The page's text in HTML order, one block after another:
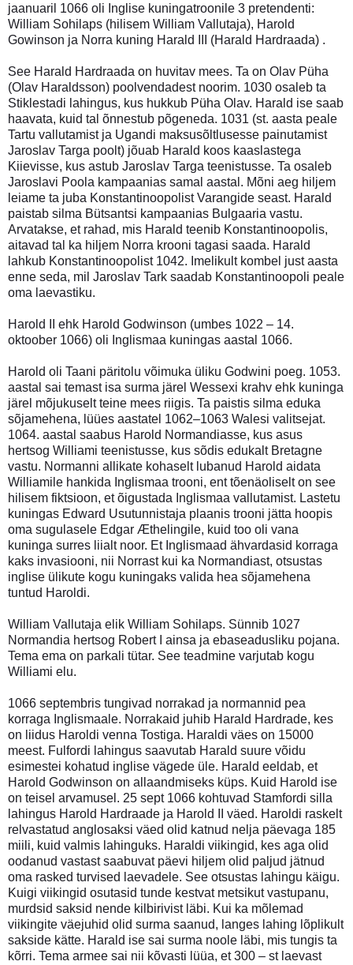
jaanuaril 1066 oli Inglise kuningatroonile 3 pretendenti:
William Sohilaps (hilisem William Vallutaja), Harold
Gowinson ja Norra kuning Harald III (Harald Hardraada) .
See Harald Hardraada on huvitav mees. Ta on Olav Püha
(Olav Haraldsson) poolvendadest noorim. 1030 osaleb ta
Stiklestadi lahingus, kus hukkub Püha Olav. Harald ise saab
haavata, kuid tal õnnestub põgeneda. 1031 (st. aasta peale
Tartu vallutamist ja Ugandi maksusõltlusesse painutamist
Jaroslav Targa poolt) jõuab Harald koos kaaslastega
Kiievisse, kus astub Jaroslav Targa teenistusse. Ta osaleb
Jaroslavi Poola kampaanias samal aastal. Mõni aeg hiljem
leiame ta juba Konstantinoopolist Varangide seast. Harald
paistab silma Bütsantsi kampaanias Bulgaaria vastu.
Arvatakse, et rahad, mis Harald teenib Konstantinoopolis,
aitavad tal ka hiljem Norra krooni tagasi saada. Harald
lahkub Konstantinoopolist 1042. Imelikult kombel just aasta
enne seda, mil Jaroslav Tark saadab Konstantinoopoli peale
oma laevastiku.
Harold II ehk Harold Godwinson (umbes 1022 – 14.
oktoober 1066) oli Inglismaa kuningas aastal 1066.
Harold oli Taani päritolu võimuka üliku Godwini poeg. 1053.
aastal sai temast isa surma järel Wessexi krahv ehk kuninga
järel mõjukuselt teine mees riigis. Ta paistis silma eduka
sõjamehena, lüües aastatel 1062–1063 Walesi valitsejat.
1064. aastal saabus Harold Normandiasse, kus asus
hertsog Williami teenistusse, kus sõdis edukalt Bretagne
vastu. Normanni allikate kohaselt lubanud Harold aidata
Williamile hankida Inglismaa trooni, ent tõenäoliselt on see
hilisem fiktsioon, et õigustada Inglismaa vallutamist. Lastetu
kuningas Edward Usutunnistaja plaanis trooni jätta hoopis
oma sugulasele Edgar Æthelingile, kuid too oli vana
kuninga surres liialt noor. Et Inglismaad ähvardasid korraga
kaks invasiooni, nii Norrast kui ka Normandiast, otsustas
inglise ülikute kogu kuningaks valida hea sõjamehena
tuntud Haroldi.
William Vallutaja elik William Sohilaps. Sünnib 1027
Normandia hertsog Robert I ainsa ja ebaseadusliku pojana.
Tema ema on parkali tütar. See teadmine varjutab kogu
Williami elu.
1066 septembris tungivad norrakad ja normannid pea
korraga Inglismaale. Norrakaid juhib Harald Hardrade, kes
on liidus Haroldi venna Tostiga. Haraldi väes on 15000
meest. Fulfordi lahingus saavutab Harald suure võidu
esimestei kohatud inglise vägede üle. Harald eeldab, et
Harold Godwinson on allaandmiseks küps. Kuid Harold ise
on teisel arvamusel. 25 sept 1066 kohtuvad Stamfordi silla
lahingus Harold Hardraade ja Harold II väed. Haroldi raskelt
relvastatud anglosaksi väed olid katnud nelja päevaga 185
miili, kuid valmis lahinguks. Haraldi viikingid, kes aga olid
oodanud vastast saabuvat päevi hiljem olid paljud jätnud
oma rasked turvised laevadele. See otsustas lahingu käigu.
Kuigi viikingid osutasid tunde kestvat metsikut vastupanu,
murdsid saksid nende kilbirivist läbi. Kui ka mõlemad
viikingite väejuhid olid surma saanud, langes lahing lõplikult
sakside kätte. Harald ise sai surma noole läbi, mis tungis ta
kõrri. Tema armee sai nii kõvasti lüüa, et 300 – st laevast